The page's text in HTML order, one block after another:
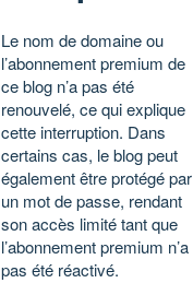
Le nom de domaine ou
l’abonnement premium de
ce blog n’a pas été
renouvelé, ce qui explique
cette interruption. Dans
certains cas, le blog peut
également être protégé par
un mot de passe, rendant
son accès limité tant que
l’abonnement premium n’a
pas été réactivé.